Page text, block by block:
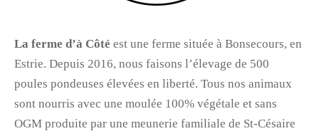
La ferme d’à Côté est une ferme située à Bonsecours, en
Estrie. Depuis 2016, nous faisons l’élevage de 500
poules pondeuses élevées en liberté. Tous nos animaux
sont nourris avec une moulée 100% végétale et sans
OGM produite par une meunerie familiale de St-Césaire